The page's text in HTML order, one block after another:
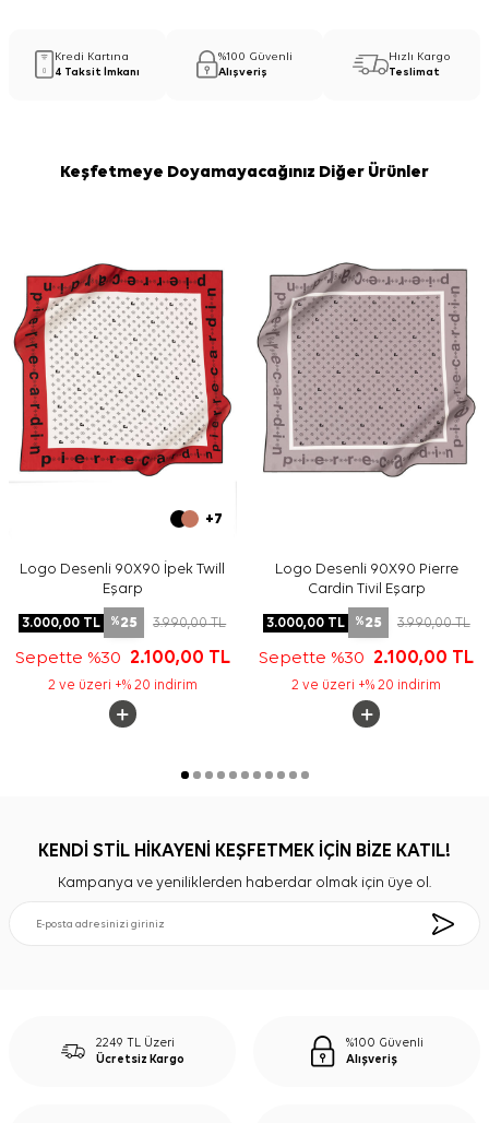
Kredi Kartına
4 Taksit İmkanı
%100 Güvenli
Alışveriş
Hızlı Kargo
Teslimat
Keşfetmeye Doyamayacağınız Diğer Ürünler
+7
Logo Desenli 90X90 İpek Twill
Eşarp
3.000,00 TL %25 3.990,00TL
Sepette %30 2.100,00 TL
2 ve üzeri +% 20 indirim
Logo Desenli 90X90 Pierre
Cardin Tivil Eşarp
3.000,00TL %25 3.990,00TL
Sepette %30 2.100,00 TL
2 ve üzeri +% 20 indirim
KENDİ STİL HİKAYENİ KEŞFETMEK İÇİN BİZE KATIL!
Kampanya ve yeniliklerden haberdar olmak için üye ol.
2249 TL Üzeri
Ücretsiz Kargo
%100 Güvenli
Alışveriş